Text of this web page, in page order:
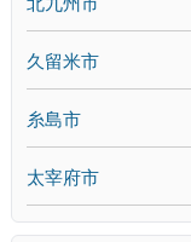
久留米市
糸島市
太宰府市